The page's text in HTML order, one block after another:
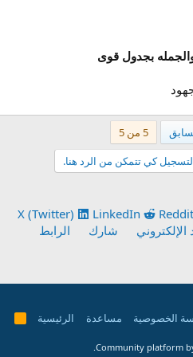
بجدول قوى
5 من 5
كي تتمكن من الرد هنا.
X (Twitter) LinkedIn Reddit
الإلكتروني شارك الرابط
الخصوصية مساعدة الرئيسية
R
Community platform